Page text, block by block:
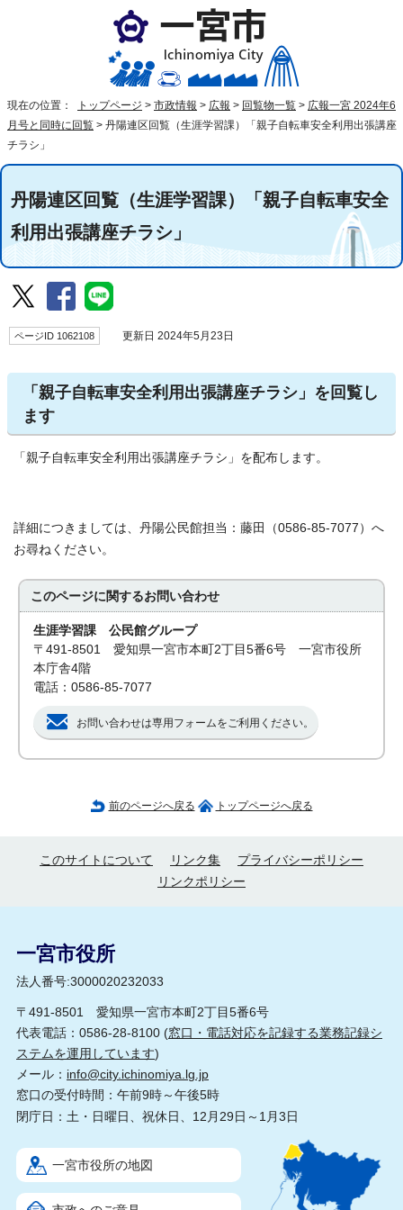
現在の位置： トップページ > 市政情報 > 広報 > 回覧物一覧 > 広報一宮 2024年6
月号と同時に回覧 > 丹陽連区回覧（生涯学習課）「親子自転車安全利用出張講座
チラシ」
丹陽連区回覧（生涯学習課）「親子自転車安全
利用出張講座チラシ」
ページID 1062108 更新日 2024年5月23日
「親子自転車安全利用出張講座チラシ」を回覧し
ます
「親子自転車安全利用出張講座チラシ」を配布します。
詳細につきましては、丹陽公民館担当：藤田（0586-85-7077）へ
お尋ねください。
このページに関するお問い合わせ
生涯学習課 公民館グループ
〒491-8501 愛知県一宮市本町2丁目5番6号 一宮市役所
本庁舎4階
電話：0586-85-7077
お問い合わせは専用フォームをご利用ください。
前のページへ戻る トップページへ戻る
このサイトについて リンク集
プライバシーポリシー
リンクポリシー
一宮市役所
法人番号:3000020232033
〒491-8501 愛知県一宮市本町2丁目5番6号
代表電話：0586-28-8100 (窓口・電話対応を記録する業務記録シ
ステムを運用しています)
メール： info@city.ichinomiya.lg.jp
窓口の受付時間：午前9時～午後5時
閉庁日：土・日曜日、祝休日、12月29日～1月3日
一宮市役所の地図